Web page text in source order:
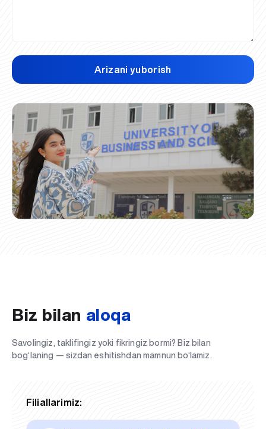
Arizani yuborish
Biz bilan aloqa
Savolingiz, taklifingiz yoki fikringiz bormi? Biz bilan
bog‘laning — sizdan eshitishdan mamnun bo‘lamiz.
Filiallarimiz: